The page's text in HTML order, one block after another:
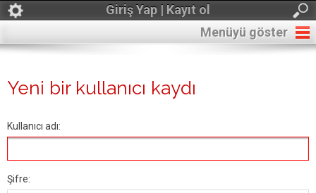
Giriş Yap | Kayıt ol
Menüyü göster
Yeni bir kullanıcı kaydı
Kullanıcı adı:
Şifre: